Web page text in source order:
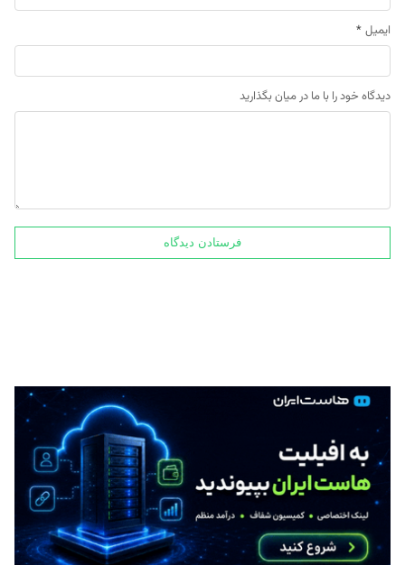
ایمیل *
دیدگاه خود را با ما در میان بگذارید